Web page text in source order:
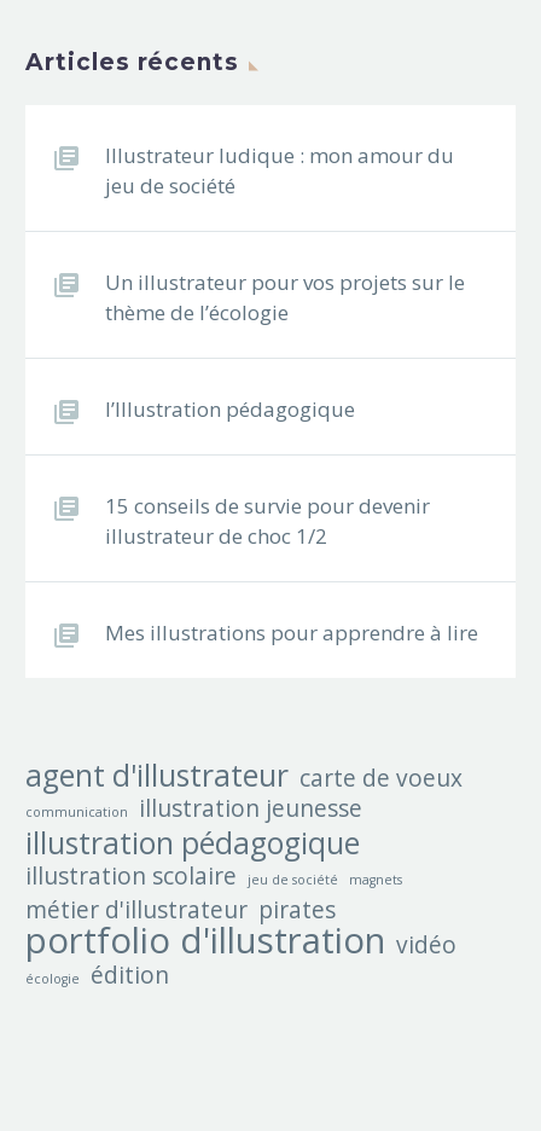
Articles récents
Illustrateur ludique : mon amour du
jeu de société
Un illustrateur pour vos projets sur le
thème de l’écologie
l’Illustration pédagogique
15 conseils de survie pour devenir
illustrateur de choc 1/2
Mes illustrations pour apprendre à lire
agent d'illustrateur carte de voeux
communication illustration jeunesse
illustration pédagogique
illustration scolaire jeu de société magnets
métier d'illustrateur pirates
portfolio d'illustration vidéo
écologie édition